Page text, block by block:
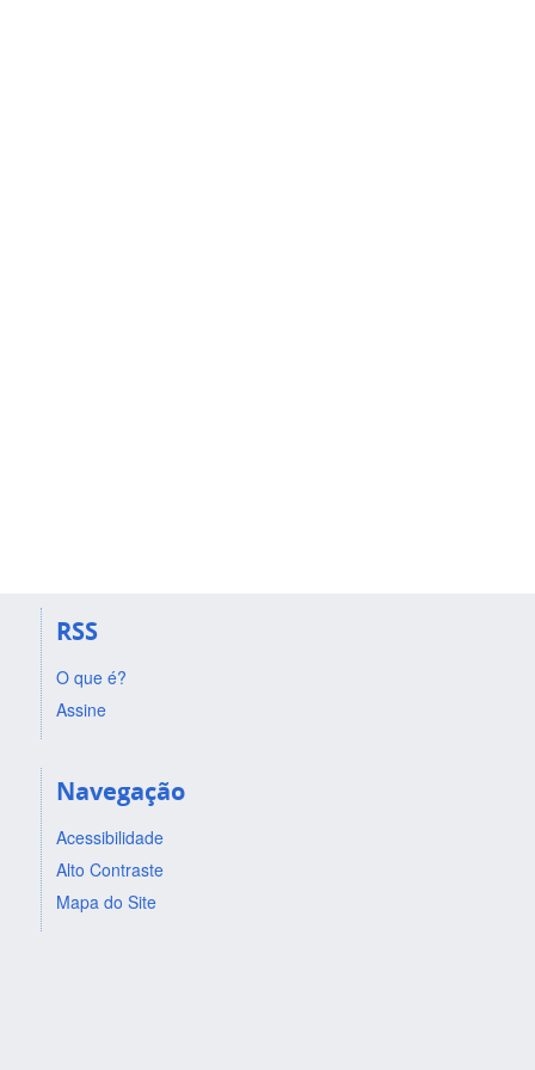
RSS
O que é?
Assine
Navegação
Acessibilidade
Alto Contraste
Mapa do Site